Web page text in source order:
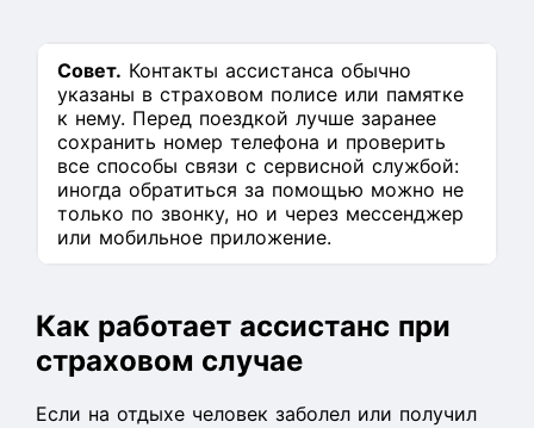
Совет. Контакты ассистанса обычно
указаны в страховом полисе или памятке
к нему. Перед поездкой лучше заранее
сохранить номер телефона и проверить
все способы связи с сервисной службой:
иногда обратиться за помощью можно не
только по звонку, но и через мессенджер
или мобильное приложение.
Как работает ассистанс при
страховом случае
Если на отдыхе человек заболел или получил